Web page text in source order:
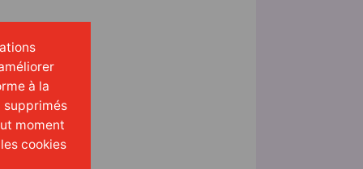
à la
supprimés
moment
cookies